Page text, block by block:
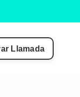
Llamada